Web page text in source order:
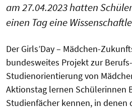
am 27.04.2023 hatten
einen Tag eine
Der Girls’Day – Mädchen-
bundesweites Projekt zur
Studienorientierung von
Aktionstag lernen Schülerinnen
Studienfächer kennen, in